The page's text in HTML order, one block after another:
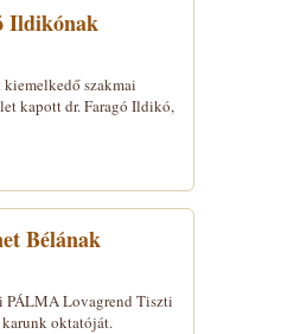
Ildikónak
szakmai
kapott dr. Faragó Ildikó,
Bélának
PÁLMA Lovagrend Tiszti
karunk oktatóját.